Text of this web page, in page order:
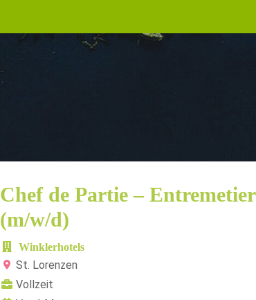
Chef de Partie – Entremetier
(m/w/d)
Winklerhotels
St. Lorenzen
Vollzeit